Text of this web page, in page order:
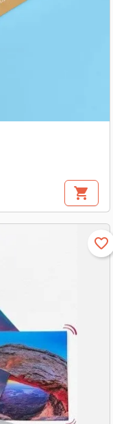
shopping_cart
favorite_border